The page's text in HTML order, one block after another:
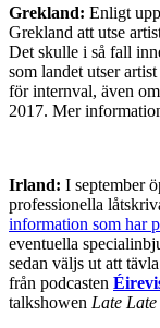
Grekland: Enligt
Grekland att utse
Det skulle i så fall
som landet utser
för internval, även
2017. Mer
Irland: I september
professionella
information som har
eventuella
sedan väljs ut att
från podcasten
talkshowen Late